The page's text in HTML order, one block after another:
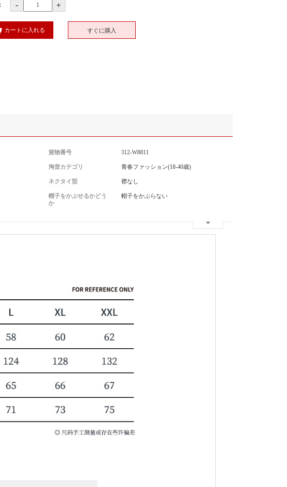
- +
カートに入れる すぐに購入
貨物番号 312-W8811
淘货カテゴリ 青春ファッション(18-40歳)
ネクタイ型 襟なし
帽子をかぶせるかどう
か
帽子をかぶらない